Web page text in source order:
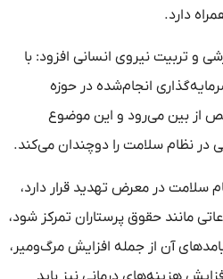
دارد.
و تربیت نیروی انسانی افزود: با
انجام‌شده در حوزه
از بین می‌رود و این موضوع
در نظام سلامت را دوچندان می‌کند.
سلامت در معرض تهدید قرار دارد،
مانند حقوق پرستاران تمرکز شود،
آن از جمله افزایش مرگ‌ومیر،